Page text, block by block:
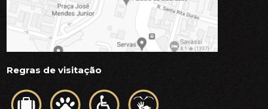
Regras de visitação